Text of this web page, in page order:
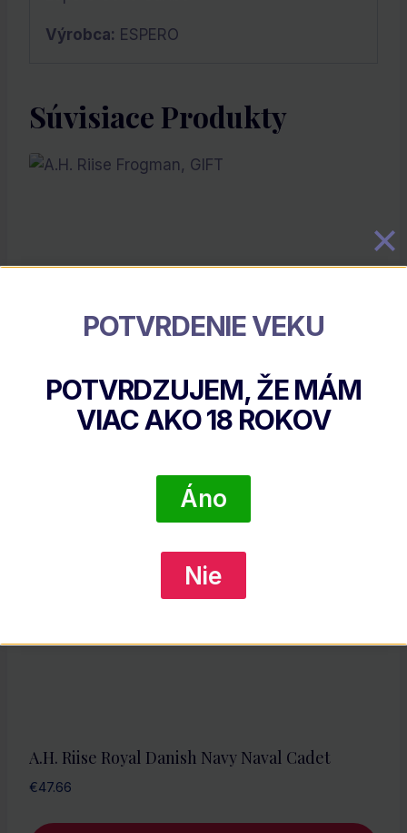
Výrobca: ESPERO
Súvisiace Produkty
54.10
A.H. Riise Royal Danish Navy Naval Cadet
€47.66
POTVRDENIE VEKU
POTVRDZUJEM, ŽE MÁM
VIAC AKO18 ROKOV
Áno
Nie